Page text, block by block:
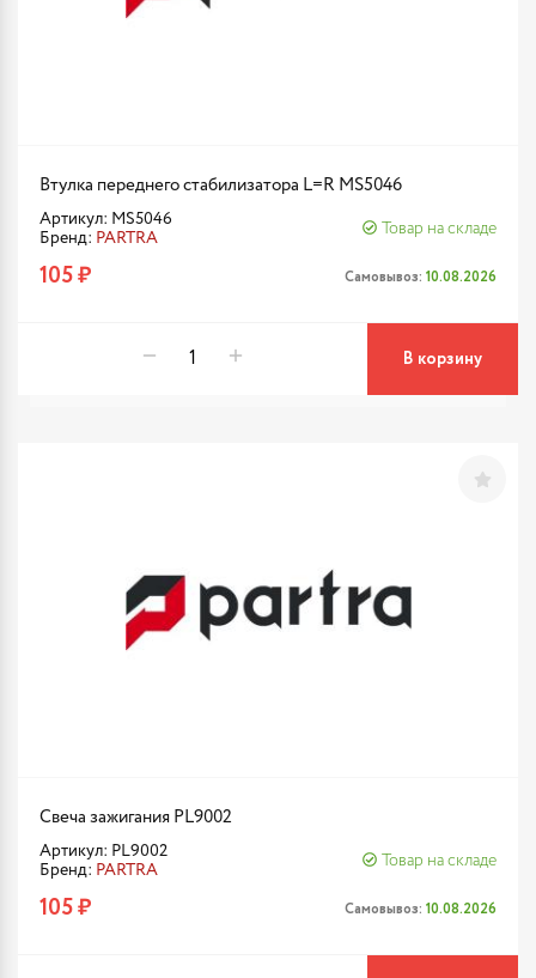
Втулка переднего стабилизатора L=R MS5046
Артикул: MS5046
Бренд: PARTRA
Товар на складе
105 ₽ Самовывоз: 10.08.2026
В корзину
Свеча зажигания PL9002
Артикул: PL9002
Бренд: PARTRA
Товар на складе
105 ₽ Самовывоз: 10.08.2026